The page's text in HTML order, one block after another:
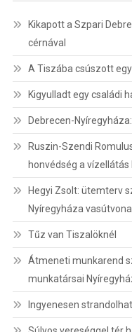
Kikapott a Szpari
cérnával
A Tiszába csúszott
Kigyulladt egy családi
Debrecen-
Ruszin-Szendi
honvédség a
Hegyi Zsolt: ütemterv
Nyíregyháza
Tűz van Tiszalöknél
Átmeneti munkarend
munkatársai
Ingyenesen